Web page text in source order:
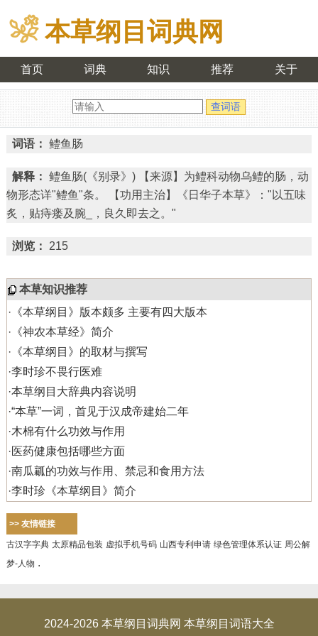
本草纲目词典网
首页 词典 知识 推荐 关于
词语： 鳢鱼肠
解释： 鳢鱼肠(《别录》) 【来源】为鳢科动物乌鳢的肠，动
物形态详"鳢鱼"条。 【功用主治】《日华子本草》："以五味
炙，贴痔瘘及腕_，良久即去之。"
浏览： 215
本草知识推荐
· 《本草纲目》版本颇多 主要有四大版本
· 《神农本草经》简介
· 《本草纲目》的取材与撰写
·李时珍不畏行医难
·本草纲目大辞典内容说明
·“本草”一词，首见于汉成帝建始二年
·木棉有什么功效与作用
·医药健康包括哪些方面
·南瓜瓤的功效与作用、禁忌和食用方法
·李时珍《本草纲目》简介
>> 友情链接
古汉字字典 太原精品包装 虚拟手机号码 山西专利申请 绿色管理体系认证 周公解
梦-人物 .
2024-2026 本草纲目词典网 本草纲目词语大全